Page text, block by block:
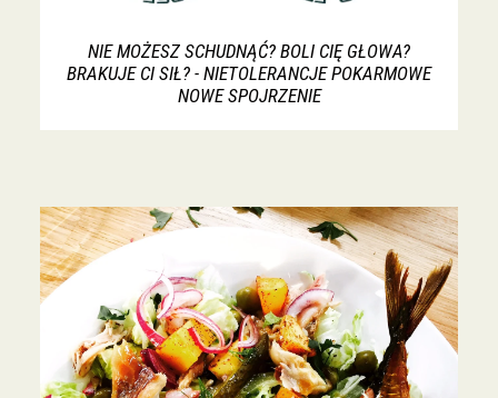
NIE MOŻESZ SCHUDNĄĆ? BOLI CIĘ GŁOWA?
BRAKUJE CI SIŁ? - NIETOLERANCJE POKARMOWE
NOWE SPOJRZENIE